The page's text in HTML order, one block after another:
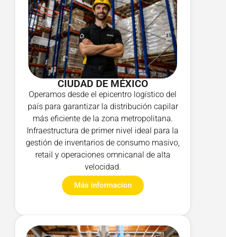
CIUDAD DE MÉXICO
Operamos desde el epicentro logístico del
país para garantizar la distribución capilar
más eficiente de la zona metropolitana.
Infraestructura de primer nivel ideal para la
gestión de inventarios de consumo masivo,
retail y operaciones omnicanal de alta
velocidad.
Más informacion